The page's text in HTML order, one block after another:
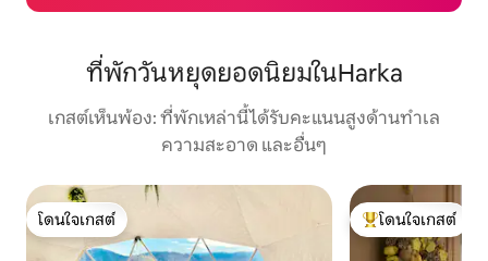
ที่พักวันหยุดยอดนิยมในHarka
เกสต์เห็นพ้อง: ที่พักเหล่านี้ได้รับคะแนนสูงด้านทำเล
ความสะอาด และอื่นๆ
โดนใจเกสต์
โดนใจเกสต์
โดนใจเกสต์ที่สุด
โดนใจเกสต์